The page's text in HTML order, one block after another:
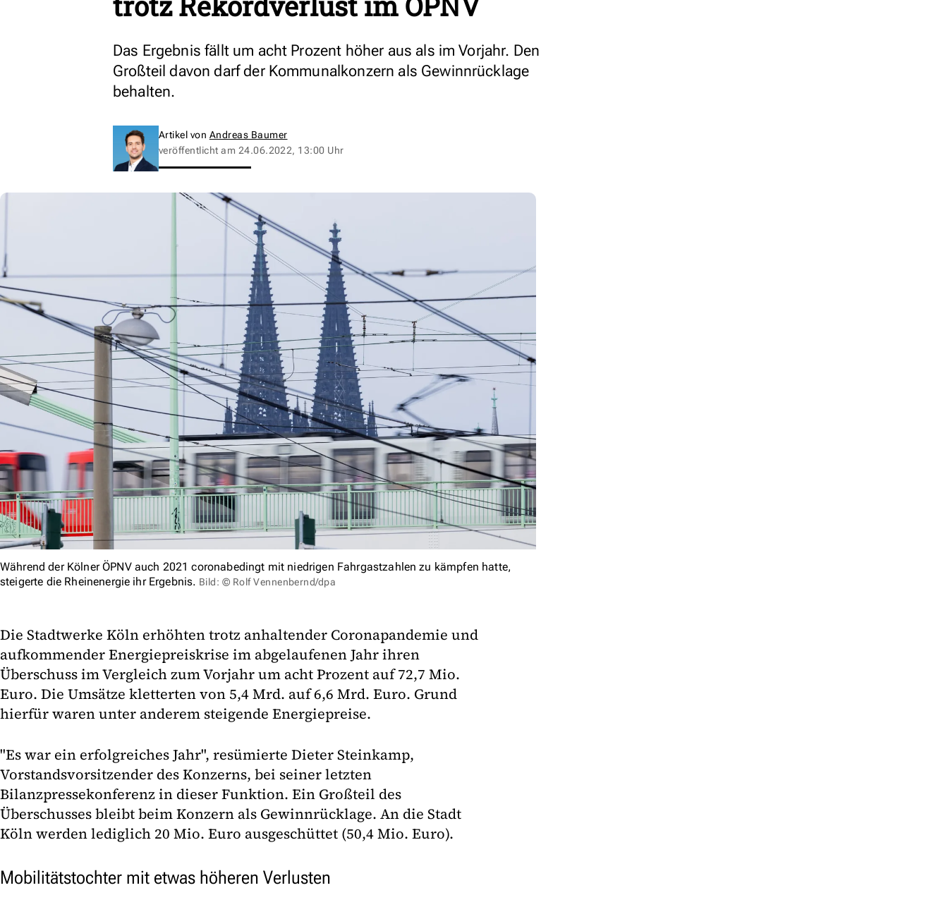
Das Ergebnis fällt um acht Prozent höher aus als im Vorjahr. Den
Großteil davon darf der Kommunalkonzern als Gewinnrücklage
behalten.
Artikel von Andreas Baumer
veröffentlicht am 24.06.2022, 13:00 Uhr
Während der Kölner ÖPNV auch 2021 coronabedingt mit niedrigen Fahrgastzahlen zu kämpfen hatte,
steigerte die Rheinenergie ihr Ergebnis. Bild: © Rolf Vennenbernd/dpa
Die Stadtwerke Köln erhöhten trotz anhaltender Coronapandemie und
aufkommender Energiepreiskrise im abgelaufenen Jahr ihren
Überschuss im Vergleich zum Vorjahr um acht Prozent auf 72,7 Mio.
Euro. Die Umsätze kletterten von 5,4 Mrd. auf 6,6 Mrd. Euro. Grund
hierfür waren unter anderem steigende Energiepreise.
"Es war ein erfolgreiches Jahr", resümierte Dieter Steinkamp,
Vorstandsvorsitzender des Konzerns, bei seiner letzten
Bilanzpressekonferenz in dieser Funktion. Ein Großteil des
Überschusses bleibt beim Konzern als Gewinnrücklage. An die Stadt
Köln werden lediglich 20 Mio. Euro ausgeschüttet (50,4 Mio. Euro).
Mobilitätstochter mit etwas höheren Verlusten